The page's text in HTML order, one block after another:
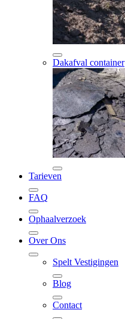
Dakafval container
Tarieven
FAQ
Ophaalverzoek
Over Ons
Spelt Vestigingen
Blog
Contact